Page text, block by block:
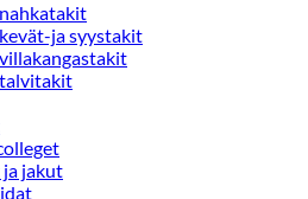
ja syystakit
jakut